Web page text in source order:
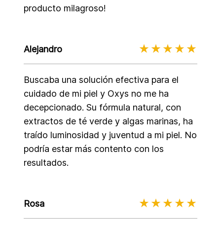
producto milagroso!
Alejandro
Buscaba una solución efectiva para el
cuidado de mi piel y Oxys no me ha
decepcionado. Su fórmula natural, con
extractos de té verde y algas marinas, ha
traído luminosidad y juventud a mi piel. No
podría estar más contento con los
resultados.
Rosa